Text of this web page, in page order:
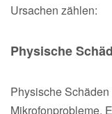
Ursachen zählen:
Physische
Physische
Mikrofonprobleme.